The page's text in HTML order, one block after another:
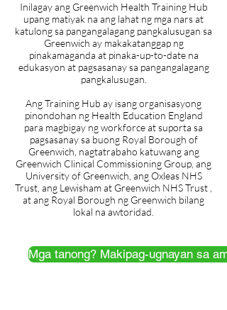
Inilagay ang Greenwich Health Training Hub
upang matiyak na ang lahat ng mga nars at
katulong sa pangangalagang pangkalusugan sa
Greenwich ay makakatanggap ng
pinakamaganda at pinaka-up-to-date na
edukasyon at pagsasanay sa pangangalagang
pangkalusugan.
Ang Training Hub ay isang organisasyong
pinondohan ng Health Education England
para magbigay ng workforce at suporta sa
pagsasanay sa buong Royal Borough of
Greenwich, nagtatrabaho katuwang ang
Greenwich Clinical Commissioning Group, ang
University of Greenwich, ang Oxleas NHS
Trust, ang Lewisham at Greenwich NHS Trust ,
at ang Royal Borough ng Greenwich bilang
lokal na awtoridad.
Mga tanong? Makipag-ugnayan sa